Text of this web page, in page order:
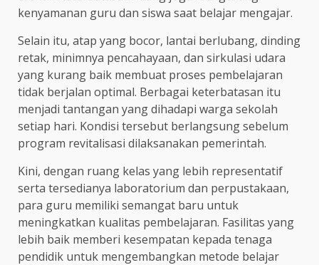
kenyamanan guru dan siswa saat belajar mengajar.
Selain itu, atap yang bocor, lantai berlubang, dinding
retak, minimnya pencahayaan, dan sirkulasi udara
yang kurang baik membuat proses pembelajaran
tidak berjalan optimal. Berbagai keterbatasan itu
menjadi tantangan yang dihadapi warga sekolah
setiap hari. Kondisi tersebut berlangsung sebelum
program revitalisasi dilaksanakan pemerintah.
Kini, dengan ruang kelas yang lebih representatif
serta tersedianya laboratorium dan perpustakaan,
para guru memiliki semangat baru untuk
meningkatkan kualitas pembelajaran. Fasilitas yang
lebih baik memberi kesempatan kepada tenaga
pendidik untuk mengembangkan metode belajar